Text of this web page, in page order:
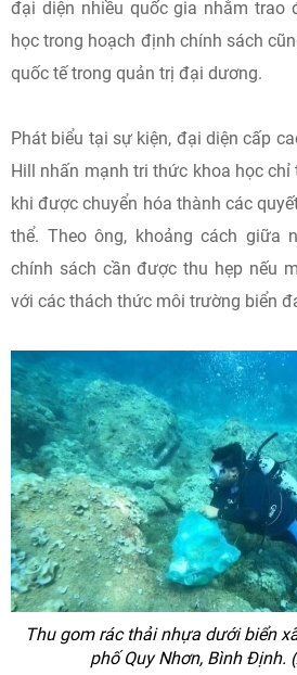
đại diện nhiều quốc gia nhằm trao
học trong hoạch định chính sách
quốc tế trong quản trị đại dương.
Phát biểu tại sự kiện, đại diện cấp
Hill nhấn mạnh tri thức khoa học
khi được chuyển hóa thành các
thể. Theo ông, khoảng cách giữa
chính sách cần được thu hẹp nếu
với các thách thức môi trường biển
Thu gom rác thải nhựa dưới biển
phố Quy Nhơn, Bình Định.